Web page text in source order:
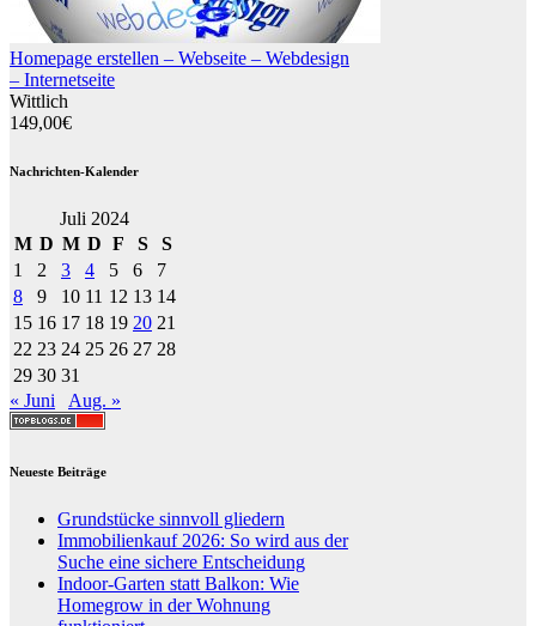
Homepage erstellen – Webseite – Webdesign
– Internetseite
Wittlich
149,00€
Nachrichten-Kalender
Juli 2024
M D M D F S
S
1
2 3 4 5 6
7
8
9 10 11 12 13 14
15 16 17 18 19 20 21
22 23 24 25 26 27 28
29 30 31
« Juni
Aug. »
Neueste Beiträge
Grundstücke sinnvoll gliedern
Immobilienkauf 2026: So wird aus der
Suche eine sichere Entscheidung
Indoor-Garten statt Balkon: Wie
Homegrow in der Wohnung